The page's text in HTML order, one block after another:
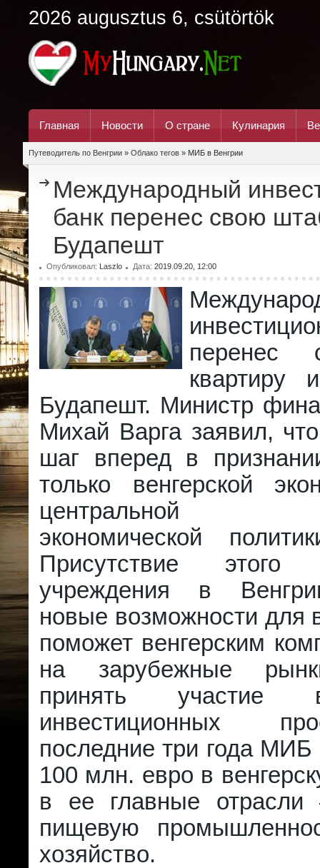
2026 augusztus 6, csütörtök
Главная Новости О стране Кулинария
Путеводитель по Венгрии » Облако тегов » МИБ в Венгрии
Международный
банк перенес свою
Будапешт
Опубликовал: Laszlo Дата: 2019.09.20, 12:00
перенес
квартиру
Будапешт. Министр
Михай Варга заявил,
шаг вперед в
только венгерской
центральной
экономической
Присутствие этого
учреждения в
новые возможности для
поможет венгерским
на зарубежные
принять участие
инвестиционных
последние три года МИБ
100 млн. евро в
в ее главные отрасли
пищевую
хозяйство.